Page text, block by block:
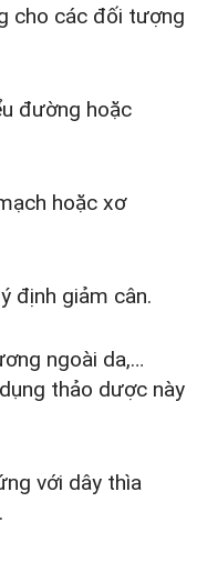
cho các đối tượng
đường hoặc
hoặc xơ
định giảm cân.
ngoài da,…
thảo dược này
với dây thìa